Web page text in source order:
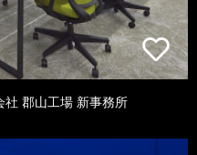
郡山工場 新事務所